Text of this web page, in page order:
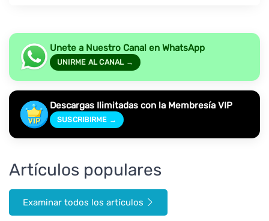
Unete a Nuestro Canal en WhatsApp
UNIRME AL CANAL →
Descargas Ilimitadas con la Membresía VIP
SUSCRIBIRME →
Artículos populares
Examinar todos los artículos